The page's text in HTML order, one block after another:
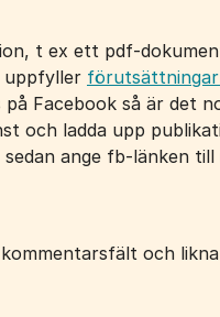
t ex ett pdf-
uppfyller
Facebook så är det
och ladda upp
ange fb-länken
och